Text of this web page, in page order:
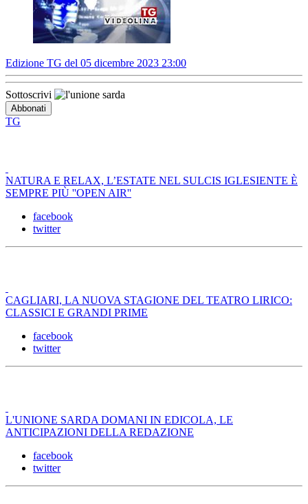
Edizione TG del 05 dicembre 2023 23:00
Sottoscrivi
TG
NATURA E RELAX, L’ESTATE NEL SULCIS IGLESIENTE È
SEMPRE PIÙ ''OPEN AIR''
facebook
twitter
CAGLIARI, LA NUOVA STAGIONE DEL TEATRO LIRICO:
CLASSICI E GRANDI PRIME
facebook
twitter
L'UNIONE SARDA DOMANI IN EDICOLA, LE
ANTICIPAZIONI DELLA REDAZIONE
facebook
twitter